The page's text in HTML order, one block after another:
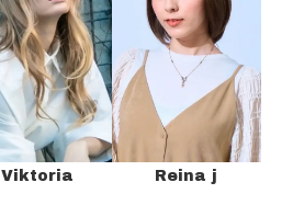
Viktoria Reina j